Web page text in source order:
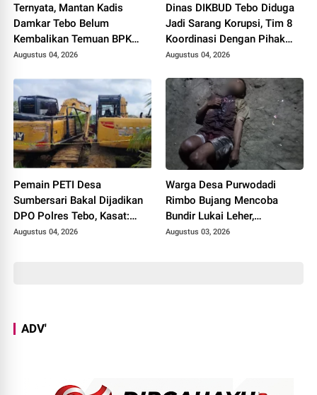
Ternyata, Mantan Kadis
Damkar Tebo Belum
Kembalikan Temuan BPK
Terkait Pencairan GU yang
Kepentingan Pribadi
Augustus 04, 2026
Dinas DIKBUD Tebo Diduga
Jadi Sarang Korupsi, Tim 8
Koordinasi Dengan Pihak
Kejari Tebo
Augustus 04, 2026
Pemain PETI Desa
Sumbersari Bakal Dijadikan
DPO Polres Tebo, Kasat:
Karena Tak Pernah Penuhi
Augustus 04, 2026
Warga Desa Purwodadi
Rimbo Bujang Mencoba
Bundir Lukai Leher,
Sebelumnya Pernah Potong
Augustus 03, 2026
ADV'